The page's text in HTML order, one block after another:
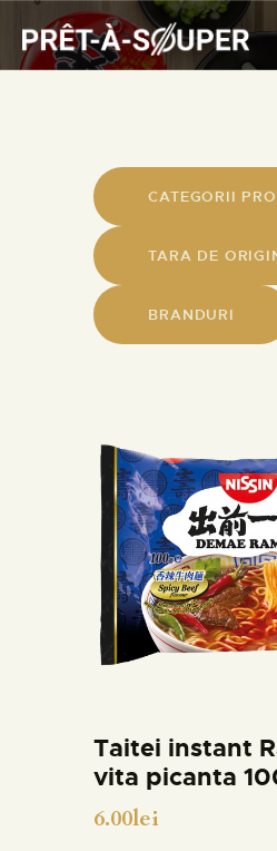
ENGLISH
DESPRE
CONTACT
ENGLISH
PROMOTII
CATEGORII
TARA DE
BRANDURI
Taitei instant
vita picanta
6.00lei